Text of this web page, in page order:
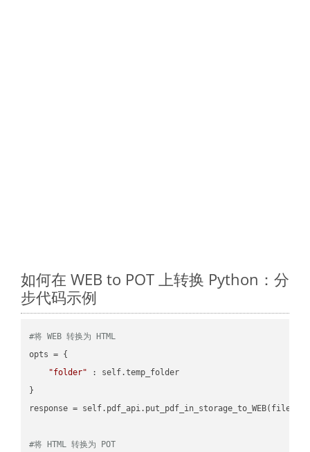
如何在 WEB to POT 上转换 Python：分
步代码示例
#将 WEB 转换为 HTML
opts = {
"folder" : self.temp_folder
}
response =
#将 HTML 转换为 POT